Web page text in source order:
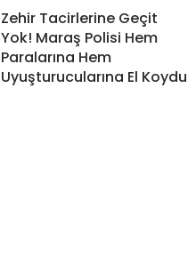
Zehir Tacirlerine Geçit
Yok! Maraş Polisi Hem
Paralarına Hem
Uyuşturucularına El Koydu